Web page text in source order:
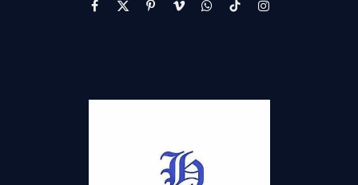
Facebook
X
PinterestVimeoWhatsApp
TikTokInstagram